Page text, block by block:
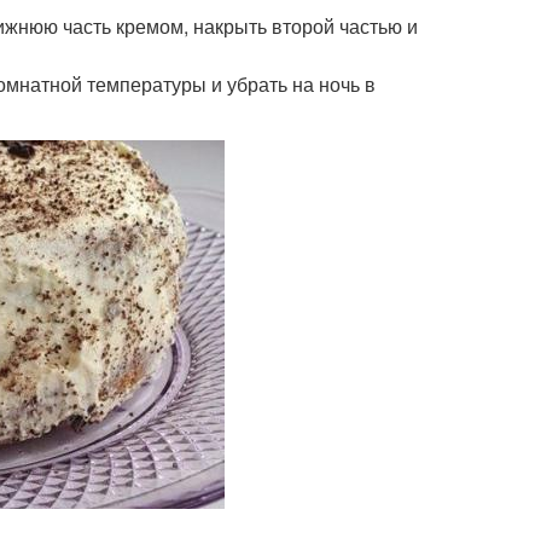
часть кремом, накрыть второй частью и
температуры и убрать на ночь в